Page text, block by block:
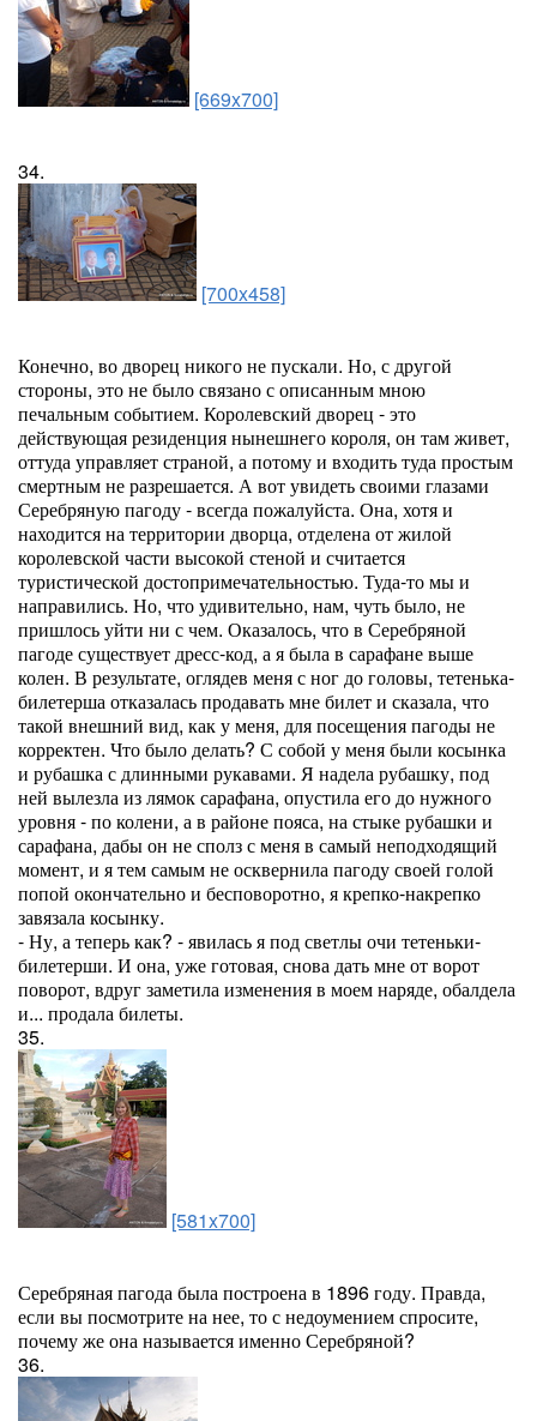
[669x700]
34.
[700x458]
Конечно, во дворец никого не пускали. Но, с другой
стороны, это не было связано с описанным мною
печальным событием. Королевский дворец - это
действующая резиденция нынешнего короля, он там живет,
оттуда управляет страной, а потому и входить туда простым
смертным не разрешается. А вот увидеть своими глазами
Серебряную пагоду - всегда пожалуйста. Она, хотя и
находится на территории дворца, отделена от жилой
королевской части высокой стеной и считается
туристической достопримечательностью. Туда-то мы и
направились. Но, что удивительно, нам, чуть было, не
пришлось уйти ни с чем. Оказалось, что в Серебряной
пагоде существует дресс-код, а я была в сарафане выше
колен. В результате, оглядев меня с ног до головы, тетенька-
билетерша отказалась продавать мне билет и сказала, что
такой внешний вид, как у меня, для посещения пагоды не
корректен. Что было делать? С собой у меня были косынка
и рубашка с длинными рукавами. Я надела рубашку, под
ней вылезла из лямок сарафана, опустила его до нужного
уровня - по колени, а в районе пояса, на стыке рубашки и
сарафана, дабы он не сполз с меня в самый неподходящий
момент, и я тем самым не осквернила пагоду своей голой
попой окончательно и бесповоротно, я крепко-накрепко
завязала косынку.
- Ну, а теперь как? - явилась я под светлы очи тетеньки-
билетерши. И она, уже готовая, снова дать мне от ворот
поворот, вдруг заметила изменения в моем наряде, обалдела
и... продала билеты.
35.
[581x700]
Серебряная пагода была построена в 1896 году. Правда,
если вы посмотрите на нее, то с недоумением спросите,
почему же она называется именно Серебряной?
36.